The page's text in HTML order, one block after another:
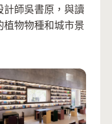
計師吳書原，與讀
植物物種和城市景